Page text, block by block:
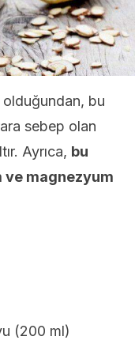
olduğundan, bu
sebep olan
Ayrıca, bu
ve magnezyum
(200 ml)